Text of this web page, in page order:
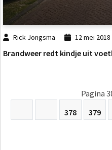
Rick Jongsma 12 mei 2018
Brandweer redt kindje uit
Pagina
378
379